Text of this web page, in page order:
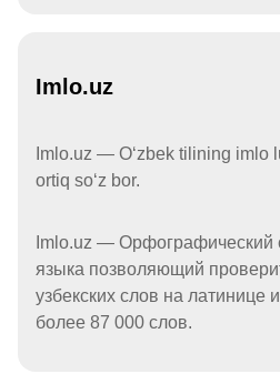
Imlo.uz
Imlo.uz — Oʻzbek tilining imlo
ortiq soʻz bor.
Imlo.uz — Орфографический
языка позволяющий
узбекских слов на латинице
более 87 000 слов.